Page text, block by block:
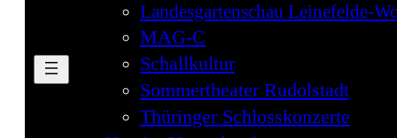
Landesgartenschau Leinefelde-
MAG-C
Schallkultur
Sommertheater Rudolstadt
Thüringer Schlosskonzerte